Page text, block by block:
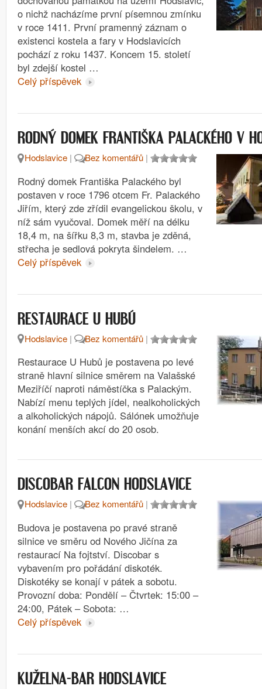
o nichž nacházíme první písemnou zmínku
v roce 1411. První pramenný záznam o
existenci kostela a fary v Hodslavicích
pochází z roku 1437. Koncem 15. století
byl zdejší kostel …
Celý příspěvek
RODNÝ DOMEK FRANTIŠKA PALACKÉHO V
Hodslavice | Bez komentářů |
Rodný domek Františka Palackého byl
postaven v roce 1796 otcem Fr. Palackého
Jiřím, který zde zřídil evangelickou školu, v
níž sám vyučoval. Domek měří na délku
18,4 m, na šířku 8,3 m, stavba je zděná,
střecha je sedlová pokryta šindelem. …
Celý příspěvek
RESTAURACE U HUBÚ
Hodslavice | Bez komentářů |
Restaurace U Hubů je postavena po levé
straně hlavní silnice směrem na Valašské
Meziříčí naproti náměstíčka s Palackým.
Nabízí menu teplých jídel, nealkoholických
a alkoholických nápojů. Sálónek umožňuje
konání menších akcí do 20 osob.
DISCOBAR FALCON HODSLAVICE
Hodslavice | Bez komentářů |
Budova je postavena po pravé straně
silnice ve směru od Nového Jičína za
restaurací Na fojtství. Discobar s
vybavením pro pořádání diskoték.
Diskotéky se konají v pátek a sobotu.
Provozní doba: Pondělí – Čtvrtek: 15:00 –
24:00, Pátek – Sobota: …
Celý příspěvek
KUŽELNA-BAR HODSLAVICE